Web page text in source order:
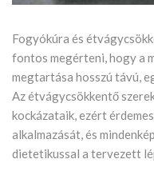
Fogyókúra és
fontos megérteni, hogy a
megtartása hosszú távú,
Az étvágycsökkentő
kockázataik, ezért
alkalmazását, és
dietetikussal a tervezett